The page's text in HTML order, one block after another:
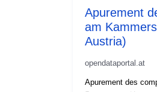
Apurement
am
Austria)
opendataportal.at
Apurement des